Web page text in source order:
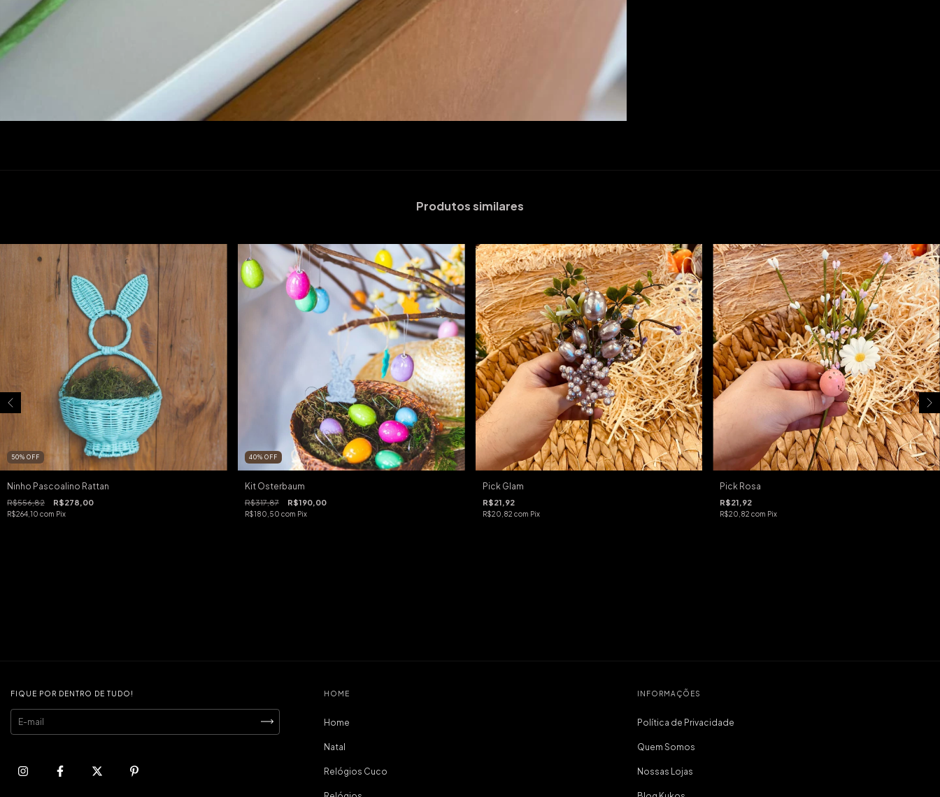
Produtos similares
50% OFF
Ninho Pascoalino Rattan
R$556,82 R$278,00
R$264,10 com Pix
40% OFF
Kit Osterbaum
R$317,87 R$190,00
R$180,50 com Pix
Pick Glam
R$21,92
R$20,82 com Pix
Pick Rosa
R$21,92
R$20,82com Pix
FIQUE POR DENTRO DE TUDO! HOME
Home
Natal
Relógios Cuco
INFORMAÇÕES
Política de Privacidade
Quem Somos
Nossas Lojas